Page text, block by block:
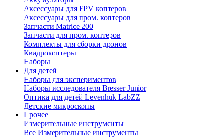
Аксессуары для FPV коптеров
Аксессуары для пром. коптеров
Запчасти Matrice 200
Запчасти для пром. коптеров
Комплекты для сборки дронов
Квадрокоптеры
Наборы
Для детей
Наборы для экспериментов
Наборы исследователя Bresser Junior
Оптика для детей Levenhuk LabZZ
Детские микроскопы
Прочее
Измерительные инструменты
Все Измерительные инструменты